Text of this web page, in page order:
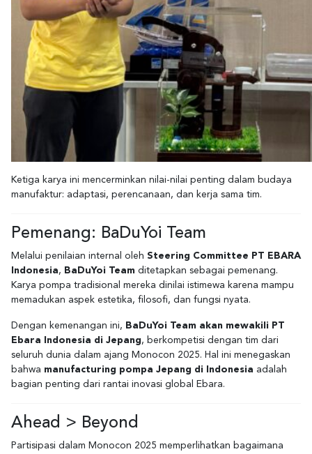
Ketiga karya ini mencerminkan nilai-nilai penting dalam budaya
manufaktur: adaptasi, perencanaan, dan kerja sama tim.
Pemenang: BaDuYoi Team
Melalui penilaian internal oleh Steering Committee PT EBARA
Indonesia, BaDuYoi Team ditetapkan sebagai pemenang.
Karya pompa tradisional mereka dinilai istimewa karena mampu
memadukan aspek estetika, filosofi, dan fungsi nyata.
Dengan kemenangan ini, BaDuYoi Team akan mewakili PT
Ebara Indonesia di Jepang, berkompetisi dengan tim dari
seluruh dunia dalam ajang Monocon 2025. Hal ini menegaskan
bahwa manufacturing pompa Jepang di Indonesia adalah
bagian penting dari rantai inovasi global Ebara.
Ahead > Beyond
Partisipasi dalam Monocon 2025 memperlihatkan bagaimana